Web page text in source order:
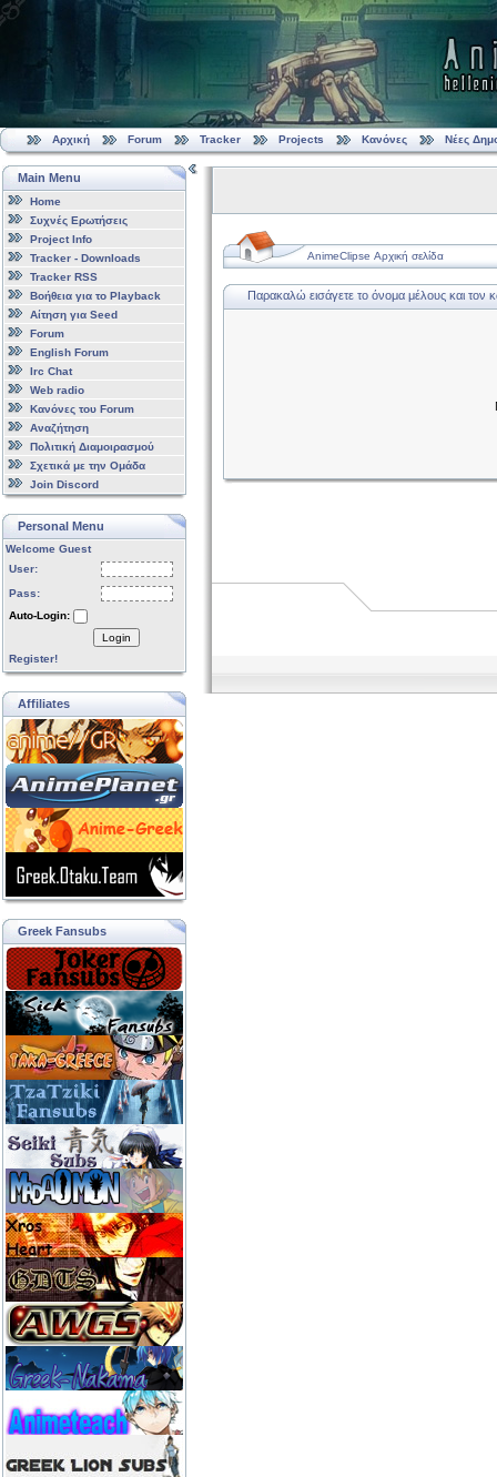
Αρχική Forum Tracker Projects Κανόνες Νέες
Main Menu
Home
Συχνές Ερωτήσεις
Project Info
Tracker - Downloads
Tracker RSS
Βοήθεια για το Playback
Αίτηση για Seed
Forum
English Forum
Irc Chat
Web radio
Κανόνες του Forum
Αναζήτηση
Πολιτική Διαμοιρασμού
Σχετικά με την Ομάδα
Join Discord
Personal Menu
Welcome Guest
User:
Pass:
Auto-Login:
Login
Register!
Affiliates
Greek Fansubs
AnimeClipse Αρχική σελίδα
Παρακαλώ εισάγετε το όνομα μέλους και τον